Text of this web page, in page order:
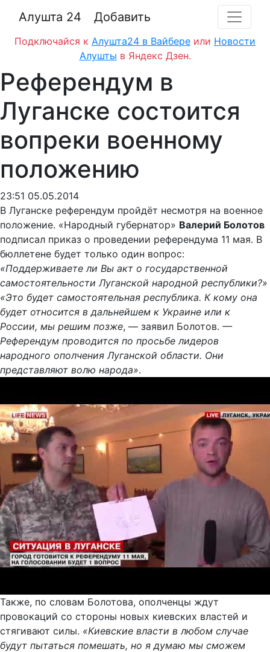
Алушта 24 Добавить
Подключайся к Алушта24 в Вайбере или Новости
Алушты в Яндекс Дзен.
Референдум в
Луганске состоится
вопреки военному
положению
23:51 05.05.2014
В Луганске референдум пройдёт несмотря на военное
положение. «Народный губернатор» Валерий Болотов
подписал приказ о проведении референдума 11 мая. В
бюллетене будет только один вопрос:
«Поддерживаете ли Вы акт о государственной
самостоятельности Луганской народной республики?»
«Это будет самостоятельная республика. К кому она
будет относится в дальнейшем к Украине или к
России, мы решим позже, — заявил Болотов. —
Референдум проводится по просьбе лидеров
народного ополчения Луганской области. Они
представляют волю народа».
Также, по словам Болотова, ополченцы ждут
провокаций со стороны новых киевских властей и
стягивают силы. «Киевские власти в любом случае
будут пытаться помешать, но я думаю мы сможем